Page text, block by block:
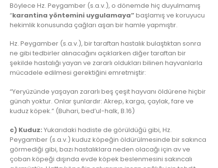
Böylece Hz. Peygamber (s.a.v.), o dönemde hiç duyulmamış
“karantina yöntemini uygulamaya”başlamış ve koruyucu
hekimlik konusunda çağları aşan bir hamle yapmıştır.
Hz. Peygamber (s.a.v.), bir taraftan hastalık bulaştıktan sonra
ne gibi tedbirler alınacağını açıklarken diğer taraftan bir
şekilde hastalığı yayan ve zararlı oldukları bilinen hayvanlarla
mücadele edilmesi gerektiğini emretmiştir:
“Yeryüzünde yaşayan zararlı beş çeşit hayvanı öldürene hiçbir
günah yoktur. Onlar şunlardır: Akrep, karga, çaylak, fare ve
kuduz köpek.” (Buhari, bed’ul-halk, B.16)
c) Kuduz: Yukarıdaki hadiste de görüldüğü gibi, Hz.
Peygamber (s.a.v.) kuduz köpeğin öldürülmesinde bir sakınca
görmediği gibi, bazı hastalıklara neden olacağı için av ve
çoban köpeği dışında evde köpek beslenmesini sakıncalı